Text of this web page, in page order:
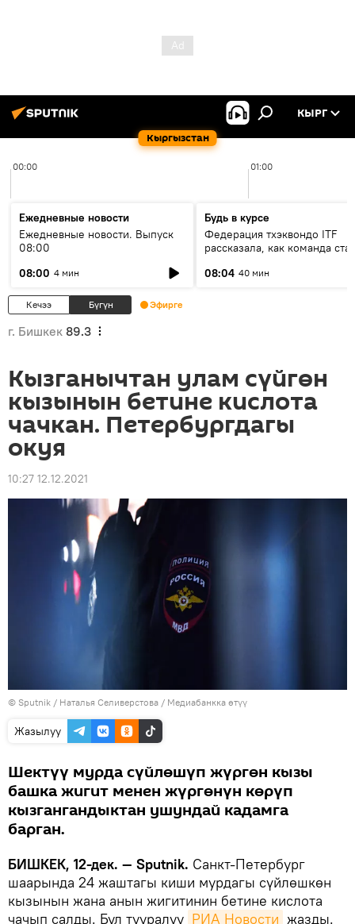
Кыргызстан
КЫРГ
00:00 01:00
Ежедневные новости
Ежедневные новости. Выпуск
08:00
08:00 4 мин
Будь в курсе
Федерация тхэквондо ITF
рассказала, как команда
08:04 40 мин
Кечээ Бүгүн Эфирге
г. Бишкек 89.3
Кызганычтан улам сүйгөн
кызынын бетине кислота
чачкан. Петербургдагы
окуя
10:27 12.12.2021
© Sputnik / Наталья Селиверстова / Медиабанкка өтүү
Жазылуу
Шектүү мурда сүйлөшүп жүргөн кызы
башка жигит менен жүргөнүн көрүп
кызгангандыктан ушундай кадамга
барган.
БИШКЕК, 12-дек. — Sputnik. Санкт-Петербург
шаарында 24 жаштагы киши мурдагы сүйлөшкөн
кызынын жана анын жигитинин бетине кислота
чачып салды. Бул тууралуу РИА Новости жазды.